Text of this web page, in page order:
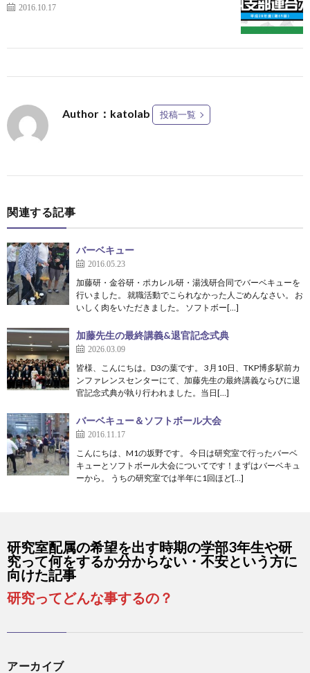
2016.10.17
Author：katolab 投稿一覧
関連する記事
バーベキュー
2016.05.23
加藤研・金谷研・ポカレル研・湯浅研合同でバーベキューを
行いました。 就職活動でこられなかった人ごめんなさい。 お
いしく肉をいただきました。 ソフトボー[…]
加藤先生の最終講義&退官記念式典
2026.03.09
皆様、こんにちは。D3の葉です。 3月10日、TKP博多駅前カ
ンファレンスセンターにて、加藤先生の最終講義ならびに退
官記念式典が執り行われました。当日[…]
バーベキュー＆ソフトボール大会
2016.11.17
こんにちは、M1の坂野です。 今日は研究室で行ったバーベ
キューとソフトボール大会についてです！まずはバーベキュ
ーから。 うちの研究室では半年に1回ほど[…]
研究室配属の希望を出す時期の学部3年生や研
究って何をするか分からない・不安という方に
向けた記事
研究ってどんな事するの？
アーカイブ